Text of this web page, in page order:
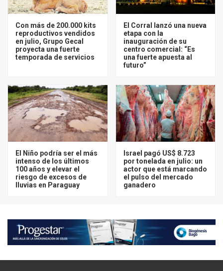
Con más de 200.000 kits
reproductivos vendidos
en julio, Grupo Gecal
proyecta una fuerte
temporada de servicios
El Corral lanzó una nueva
etapa con la
inauguración de su
centro comercial: “Es
una fuerte apuesta al
futuro”
El Niño podría ser el más
intenso de los últimos
100 años y elevar el
riesgo de excesos de
lluvias en Paraguay
Israel pagó US$ 8.723
por tonelada en julio: un
actor que está marcando
el pulso del mercado
ganadero